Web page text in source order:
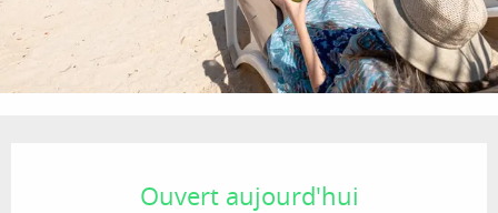
Ouvert aujourd'hui